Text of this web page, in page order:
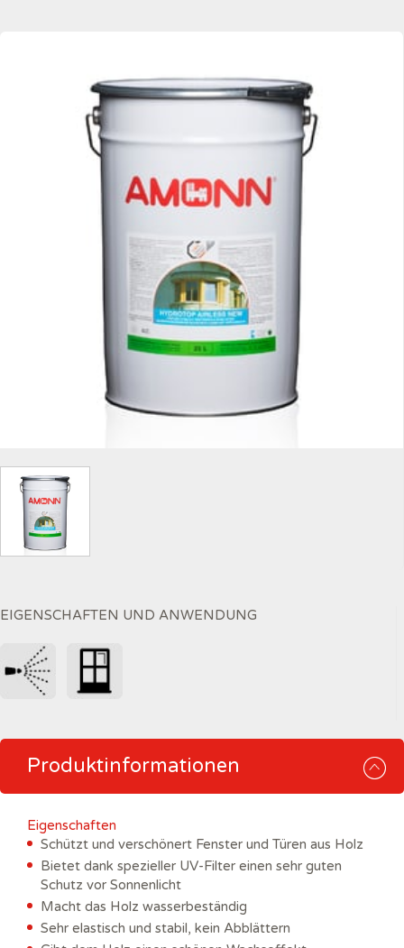
EIGENSCHAFTEN UND ANWENDUNG
Produktinformationen
Eigenschaften
Schützt und verschönert Fenster und Türen aus Holz
Bietet dank spezieller UV-Filter einen sehr guten
Schutz vor Sonnenlicht
Macht das Holz wasserbeständig
Sehr elastisch und stabil, kein Abblättern